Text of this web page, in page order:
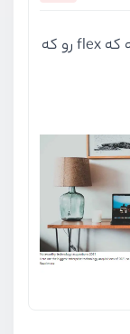
سلام استاد.من یه مشکلی دارم اونم اینه که flex رو که